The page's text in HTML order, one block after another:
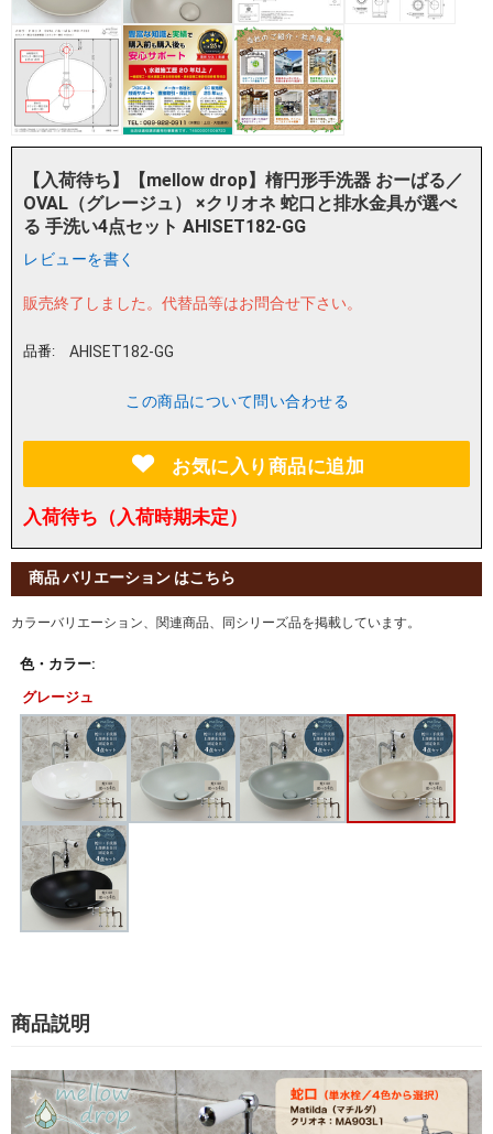
【入荷待ち】【mellow drop】楕円形手洗器 おーばる／
OVAL（グレージュ） ×クリオネ 蛇口と排水金具が選べ
る 手洗い4点セット AHISET182-GG
レビューを書く
販売終了しました。 代替品等はお問合せ下さい。
品番: AHISET182-GG
この商品について問い合わせる
お気に入り商品に追加
入荷待ち（入荷時期未定）
商品 バリエーション はこちら
カラーバリエーション、関連商品、同シリーズ品を掲載しています。
色・カラー:
グレージュ
商品説明